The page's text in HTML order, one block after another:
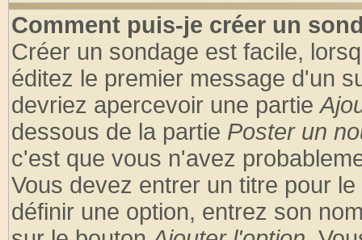
Comment puis-je créer un
Créer un sondage est facile,
éditez le premier message d'un
devriez apercevoir une partie
dessous de la partie Poster un
c'est que vous n'avez
Vous devez entrer un titre pour
définir une option, entrez son